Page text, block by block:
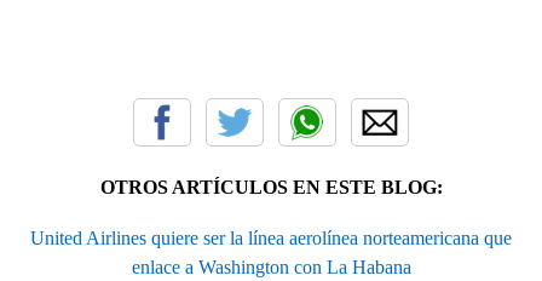
OTROS ARTÍCULOS EN ESTE BLOG:
United Airlines quiere ser la línea aerolínea norteamericana que
enlace a Washington con La Habana